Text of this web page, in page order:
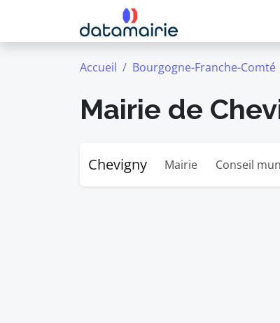
Accueil Bourgogne-Franche-Comté
Mairie de
Chevigny Mairie Conseil